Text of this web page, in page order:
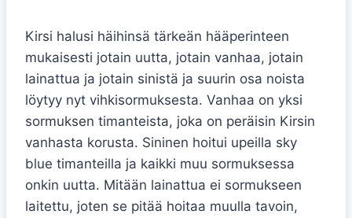
Kirsi halusi häihinsä tärkeän hääperinteen
mukaisesti jotain uutta, jotain vanhaa, jotain
lainattua ja jotain sinistä ja suurin osa noista
löytyy nyt vihkisormuksesta. Vanhaa on yksi
sormuksen timanteista, joka on peräisin Kirsin
vanhasta korusta. Sininen hoitui upeilla sky
blue timanteilla ja kaikki muu sormuksessa
onkin uutta. Mitään lainattua ei sormukseen
laitettu, joten se pitää hoitaa muulla tavoin,